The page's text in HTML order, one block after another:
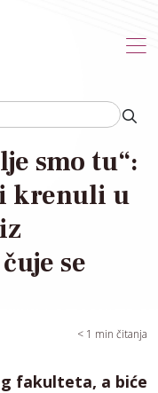
smo tu“:
krenuli u
se
< 1 min čitanja
fakulteta, a biće